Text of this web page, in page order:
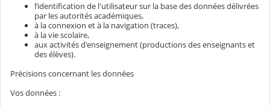
l’identification de l'utilisateur sur la base des données délivrées
par les autorités académiques,
à la connexion et à la navigation (traces),
à la vie scolaire,
aux activités d'enseignement (productions des enseignants et
des élèves).
Précisions concernant les données
Vos données :